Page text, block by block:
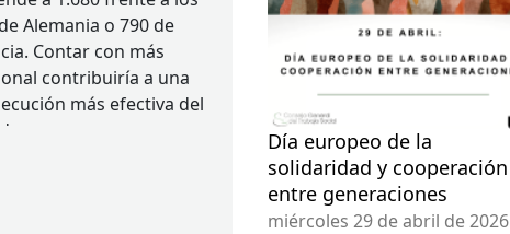
Alemania o 790 de
Contar con más
contribuiría a una
más efectiva del
Día europeo de la
solidaridad y cooperación
entre generaciones
miércoles 29 de abril de 2026